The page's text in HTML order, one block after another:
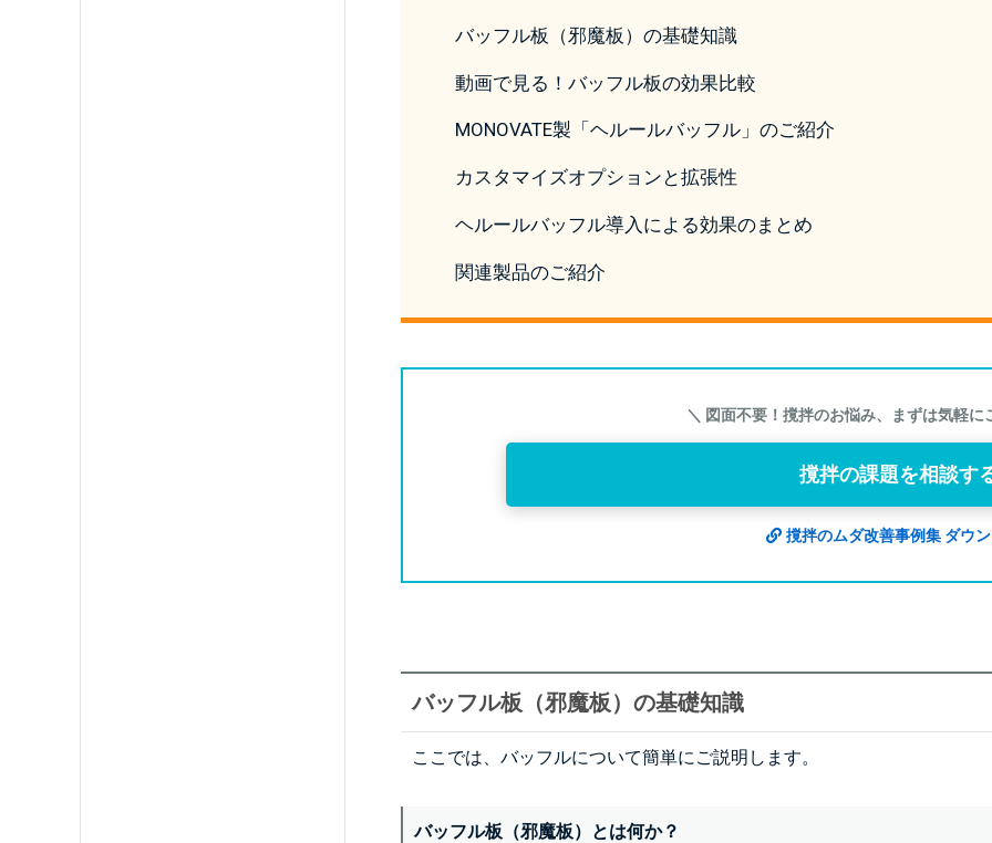
バッフル板（邪魔板）の基礎知識
動画で見る！バッフル板の効果比較
MONOVATE製「ヘルールバッフル」のご紹介
カスタマイズオプションと拡張性
ヘルールバッフル導入による効果のまとめ
関連製品のご紹介
＼ 図面不要！撹拌のお悩み、まずは気軽に
撹拌の課題を相談す
撹拌のムダ改善事例集 ダウ
バッフル板（邪魔板）の基礎知識
ここでは、バッフルについて簡単にご説明します。
バッフル板（邪魔板）とは何か？